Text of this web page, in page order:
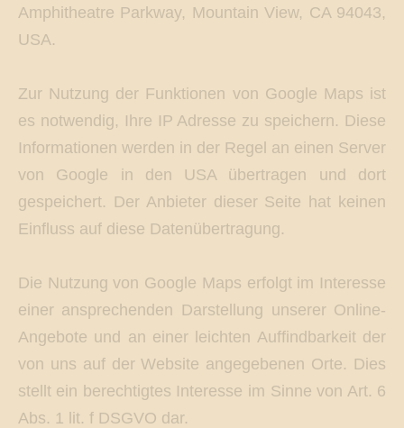
Amphitheatre Parkway, Mountain View, CA 94043,
USA.
Zur Nutzung der Funktionen von Google Maps ist
es notwendig, Ihre IP Adresse zu speichern. Diese
Informationen werden in der Regel an einen Server
von Google in den USA übertragen und dort
gespeichert. Der Anbieter dieser Seite hat keinen
Einfluss auf diese Datenübertragung.
Die Nutzung von Google Maps erfolgt im Interesse
einer ansprechenden Darstellung unserer Online-
Angebote und an einer leichten Auffindbarkeit der
von uns auf der Website angegebenen Orte. Dies
stellt ein berechtigtes Interesse im Sinne von Art. 6
Abs. 1 lit. f DSGVO dar.